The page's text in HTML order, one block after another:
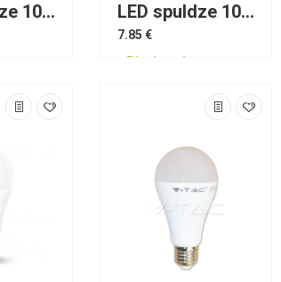
LED spuldze 10W Filament E27 G125 2700K VTAC LED spuldze 10W G95 Е27 Thermoplastic 2700K VTAC
7.85 €
Pieejams!